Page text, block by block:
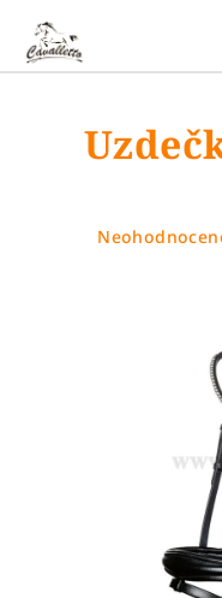
obsah
Průměrné